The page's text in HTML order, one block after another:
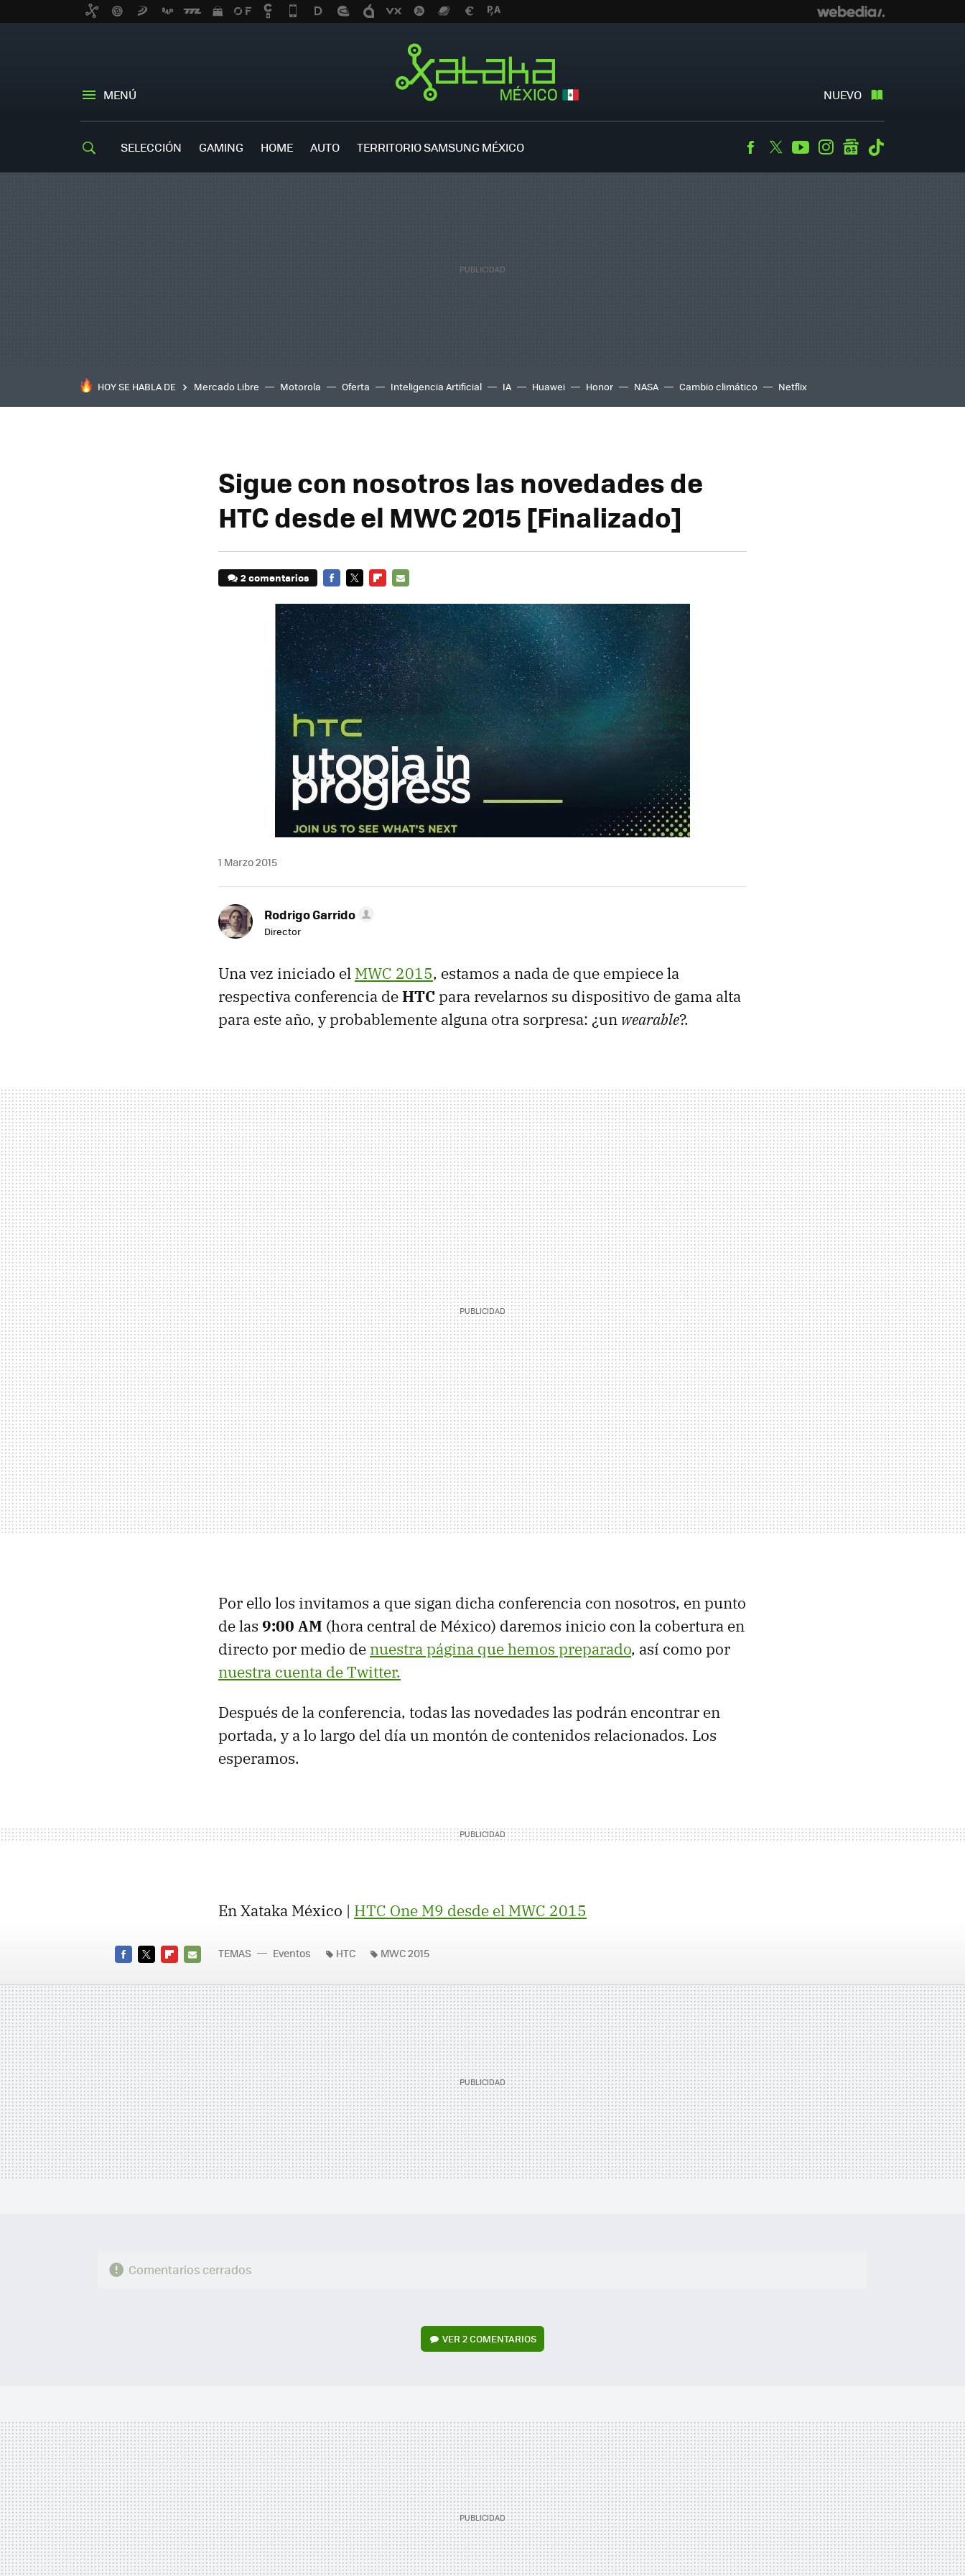
MENÚ NUEVO
SELECCIÓN GAMING HOME AUTO TERRITORIO SAMSUNG MÉXICO Facebook
TwitterYoutubeInstagramgooglenews
HOY SE HABLA DE Mercado Libre Motorola Oferta Inteligencia Artificial IA Huawei Honor NASA Cambio climático Netflix
Sigue con nosotros las novedades de
HTC desde el MWC 2015 [Finalizado]
2 comentarios
MAIL
1 Marzo 2015
Rodrigo Garrido
Director
Una vez iniciado el MWC 2015, estamos a nada de que empiece la
respectiva conferencia deHTC para revelarnos su dispositivo de gama alta
para este año, y probablemente alguna otra sorpresa: ¿un wearable?.
Por ello los invitamos a que sigan dicha conferencia con nosotros, en punto
de las 9:00 AM (hora central de México) daremos inicio con la cobertura en
directo por medio de nuestra página que hemos preparado, así como por
nuestra cuenta de Twitter.
Después de la conferencia, todas las novedades las podrán encontrar en
portada, y a lo largo del día un montón de contenidos relacionados. Los
esperamos.
En Xataka México | HTC One M9 desde el MWC 2015
MAIL
TEMAS Eventos HTC MWC 2015
Comentarios cerrados
VER2 COMENTARIOS